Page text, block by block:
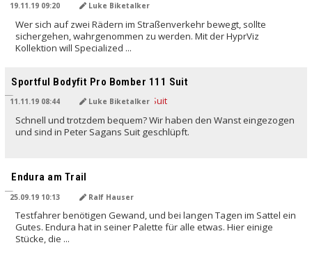
19.11.19 09:20 Luke Biketalker
Wer sich auf zwei Rädern im Straßenverkehr bewegt, sollte
sichergehen, wahrgenommen zu werden. Mit der HyprViz
Kollektion will Specialized ...
Sportful Bodyfit Pro Bomber 111 Suit
11.11.19 08:44 Luke Biketalker
Schnell und trotzdem bequem? Wir haben den Wanst eingezogen
und sind in Peter Sagans Suit geschlüpft.
Endura am Trail
25.09.19 10:13 Ralf Hauser
Testfahrer benötigen Gewand, und bei langen Tagen im Sattel ein
Gutes. Endura hat in seiner Palette für alle etwas. Hier einige
Stücke, die ...